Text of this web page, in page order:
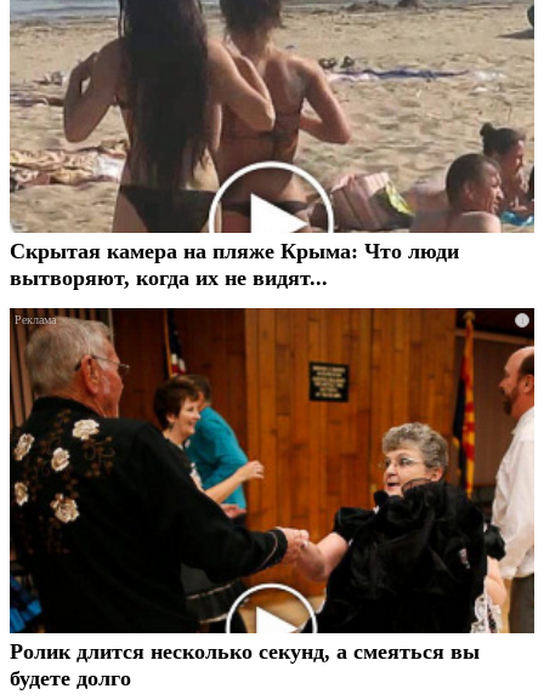
Скрытая камера на пляже Крыма: Что люди
вытворяют, когда их не видят...
i
Ролик длится несколько секунд, а смеяться вы
будете долго